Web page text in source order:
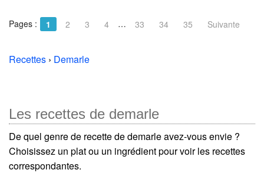
Pages : 1 2 3 4 … 33 34 35 Suivante
Recettes › Demarle
Les recettes de demarle
De quel genre de recette de demarle avez-vous envie ?
Choisissez un plat ou un ingrédient pour voir les recettes
correspondantes.